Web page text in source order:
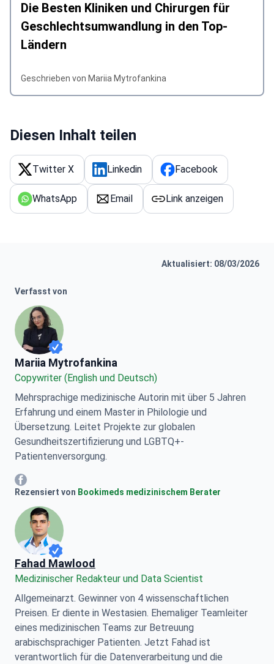
Die Besten Kliniken und Chirurgen für
Geschlechtsumwandlung in den Top-
Ländern
Geschrieben von Mariia Mytrofankina
Diesen Inhalt teilen
Twitter X Linkedin Facebook
WhatsApp Email Link anzeigen
Aktualisiert: 08/03/2026
Verfasst von
Mariia Mytrofankina
Mariia Mytrofankina
Copywriter (English und Deutsch)
Mehrsprachige medizinische Autorin mit über 5 Jahren
Erfahrung und einem Master in Philologie und
Übersetzung. Leitet Projekte zur globalen
Gesundheitszertifizierung und LGBTQ+-
Patientenversorgung.
Mariia Mytrofankina Facebook
Rezensiert von Bookimeds medizinischem Berater
Fahad Mawlood
Medizinischer Redakteur und Data Scientist
Allgemeinarzt. Gewinner von 4 wissenschaftlichen
Preisen. Er diente in Westasien. Ehemaliger Teamleiter
eines medizinischen Teams zur Betreuung
arabischsprachiger Patienten. Jetzt Fahad ist
verantwortlich für die Datenverarbeitung und die